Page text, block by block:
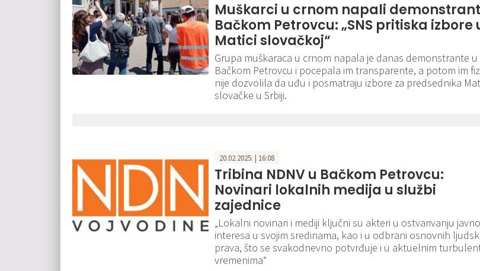
Muškarci u crnom napali
Bačkom Petrovcu: „SNS pritiska izbore
Matici slovačkoj“
Grupa muškaraca u crnom napala je danas demonstrante u
Bačkom Petrovcu i pocepala im transparente, a potom im
nije dozvolila da uđu i posmatraju izbore za predsednika
slovačke u Srbiji.
20.02.2025. | 16:08
Tribina NDNV u Bačkom Petrovcu:
Novinari lokalnih medija u službi
zajednice
„Lokalni novinari i mediji ključni su akteri u ostvarivanju
interesa u svojim sredinama, kao i u odbrani osnovnih
prava, što se svakodnevno potvrđuje i u aktuelnim
vremenima“